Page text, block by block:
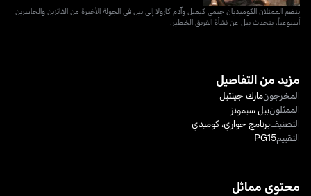
ينضم الممثلان الكوميديان جيمي كيميل وآدم كارولا إلى بيل في الجولة الأخيرة من الفائزين والخاسرين
أسبوعياً، يتحدث بيل عن نشأة الفريق الخطير.
مزيد من التفاصيل
المخرجونمارك جينتيل
الممثلونبيل سيمونز
التصنيفبرنامج حواري،كوميدي
التقييمPG15
محتوى مماثل